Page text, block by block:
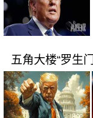
五角大楼“罗生